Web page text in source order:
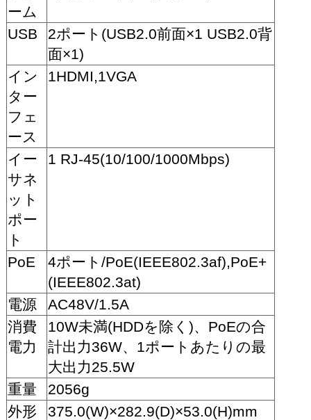
ーム
USB
2ポート(USB2.0前面×1 USB2.0背
面×1)
イン
ター
フェ
ース
1HDMI,1VGA
イー
サネ
ット
ポー
ト
1 RJ-45(10/100/1000Mbps)
PoE
4ポート/PoE(IEEE802.3af),PoE+
(IEEE802.3at)
電源
AC48V/1.5A
消費
電力
10W未満(HDDを除く)、PoEの合
計出力36W、1ポートあたりの最
大出力25.5W
重量
2056g
外形
375.0(W)×282.9(D)×53.0(H)mm